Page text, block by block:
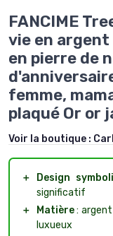
FANCIME
vie en
en pierre de
femme,
plaqué Or or
Voir la boutique :
＋ Design
significatif
＋
Matière:
luxueux